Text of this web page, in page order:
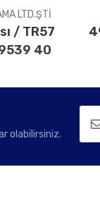
LTD.ŞTİ
/ TR57
40
olabilirsiniz.